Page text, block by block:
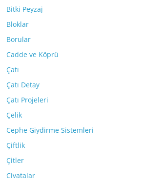
Bitki Peyzaj
Bloklar
Borular
Cadde ve Köprü
Çatı
Çatı Detay
Çatı Projeleri
Çelik
Cephe Giydirme Sistemleri
Çiftlik
Çitler
Civatalar